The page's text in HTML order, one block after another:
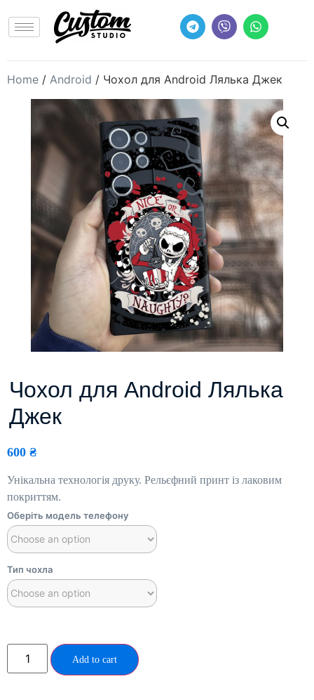
Home / Android / Чохол для Android Лялька Джек
Чохол для Android Лялька
Джек
600 ₴
Унікальна технологія друку. Рельєфний принт із лаковим
покриттям.
Оберіть модель телефону
Тип чохла
Add to cart